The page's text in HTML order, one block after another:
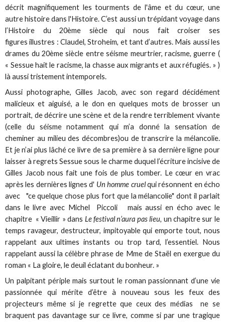
décrit magnifiquement les tourments de l'âme et du cœur, une
autre histoire dans l'Histoire. C’est aussi un trépidant voyage dans
l’Histoire du 20ème siècle qui nous fait croiser ses
figures illustres : Claudel, Stroheim, et tant d’autres. Mais aussi les
drames du 20ème siècle entre séisme meurtrier, racisme, guerre (
« Sessue hait le racisme, la chasse aux migrants et aux réfugiés. » )
là aussi tristement intemporels.
Aussi photographe, Gilles Jacob, avec son regard décidément
malicieux et aiguisé, a le don en quelques mots de brosser un
portrait, de décrire une scène et de la rendre terriblement vivante
(celle du séisme notamment qui m’a donné la sensation de
cheminer au milieu des décombres)ou de transcrire la mélancolie.
Et je n’ai plus lâché ce livre de sa première à sa dernière ligne pour
laisser à regrets Sessue sous le charme duquel l’écriture incisive de
Gilles Jacob nous fait une fois de plus tomber. Le cœur en vrac
après les dernières lignes d' Un homme cruelqui résonnent en écho
avec "ce quelque chose plus fort que la mélancolie" dont il parlait
dans le livre avec Michel Piccoli mais aussi en écho avec le
chapitre « Vieillir » dans Le festival n’aura pas lieu, un chapitre sur le
temps ravageur, destructeur, impitoyable qui emporte tout, nous
rappelant aux ultimes instants ou trop tard, l’essentiel. Nous
rappelant aussi la célèbre phrase de Mme de Staël en exergue du
roman « La gloire, le deuil éclatant du bonheur. »
Un palpitant périple mais surtout le roman passionnant d’une vie
passionnée qui mérite d’être à nouveau sous les feux des
projecteurs même si je regrette que ceux des médias ne se
braquent pas davantage sur ce livre, comme si par une tragique